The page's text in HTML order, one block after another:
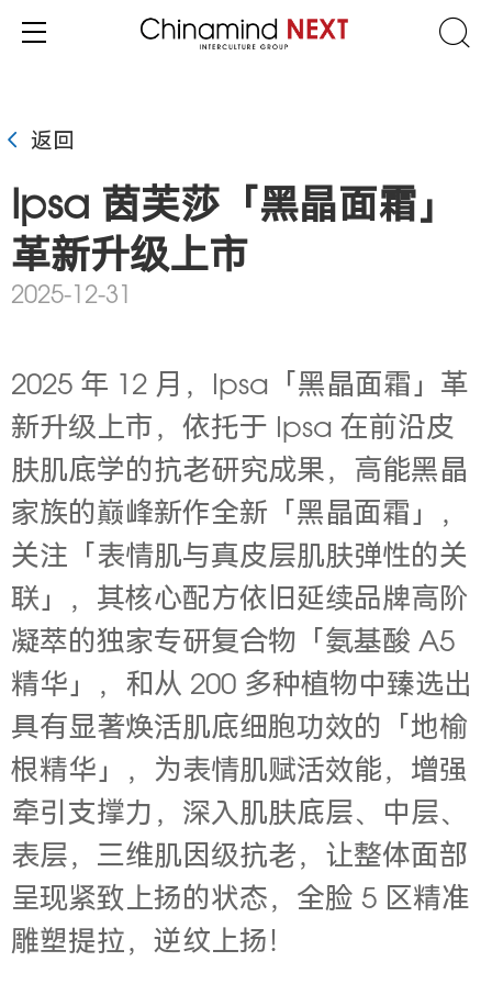
返回
Ipsa 茵芙莎「黑晶面霜」
革新升级上市
2025-12-31
2025 年 12 月，Ipsa「黑晶面霜」革
新升级上市，依托于 Ipsa 在前沿皮
肤肌底学的抗老研究成果，高能黑晶
家族的巅峰新作全新「黑晶面霜」，
关注「表情肌与真皮层肌肤弹性的关
联」，其核心配方依旧延续品牌高阶
凝萃的独家专研复合物「氨基酸 A5
精华」，和从 200 多种植物中臻选出
具有显著焕活肌底细胞功效的「地榆
根精华」，为表情肌赋活效能，增强
牵引支撑力，深入肌肤底层、中层、
表层，三维肌因级抗老，让整体面部
呈现紧致上扬的状态，全脸 5 区精准
雕塑提拉，逆纹上扬！